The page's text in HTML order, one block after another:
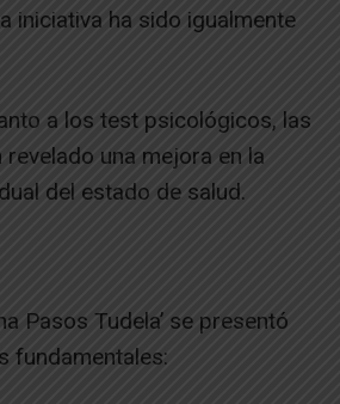
iniciativa ha sido igualmente
a los test psicológicos, las
una mejora en la
del estado de salud.
Pasos Tudela’ se presentó
fundamentales: